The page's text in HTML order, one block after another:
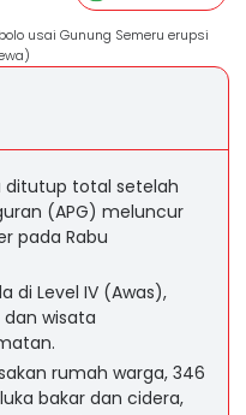
usai Gunung Semeru erupsi
ditutup total setelah
(APG) meluncur
pada Rabu
di Level IV (Awas),
wisata
rumah warga, 346
bakar dan cidera,